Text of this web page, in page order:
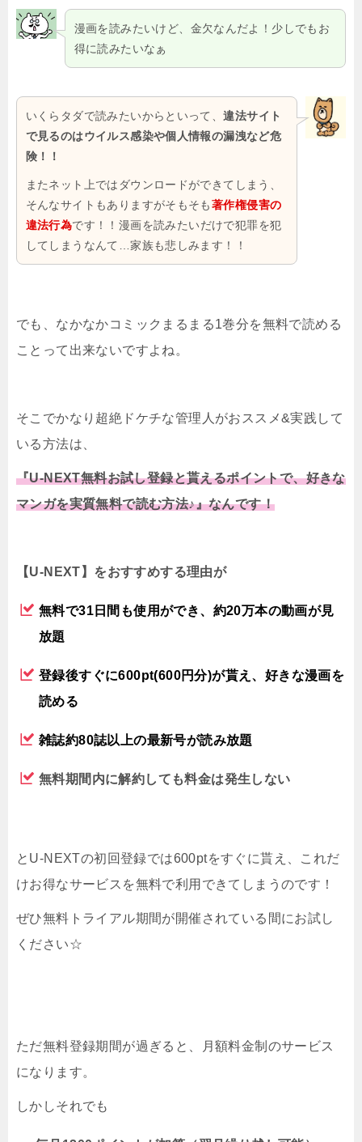
漫画を読みたいけど、金欠なんだよ！少しでもお
得に読みたいなぁ
いくらタダで読みたいからといって、違法サイト
で見るのはウイルス感染や個人情報の漏洩など危
険！！
またネット上ではダウンロードができてしまう、
そんなサイトもありますがそもそも著作権侵害の
違法行為です！！漫画を読みたいだけで犯罪を犯
してしまうなんて…家族も悲しみます！！
でも、なかなかコミックまるまる1巻分を無料で読める
ことって出来ないですよね。
そこでかなり超絶ドケチな管理人がおススメ&実践して
いる方法は、
『U-NEXT無料お試し登録と貰えるポイントで、好きな
マンガを実質無料で読む方法♪』なんです！
【U-NEXT】をおすすめする理由が
無料で31日間も使用ができ、約20万本の動画が見
放題
登録後すぐに600pt(600円分)が貰え、好きな漫画を
読める
雑誌約80誌以上の最新号が読み放題
無料期間内に解約しても料金は発生しない
とU-NEXTの初回登録では600ptをすぐに貰え、これだ
けお得なサービスを無料で利用できてしまうのです！
ぜひ無料トライアル期間が開催されている間にお試し
ください☆
ただ無料登録期間が過ぎると、月額料金制のサービス
になります。
しかしそれでも